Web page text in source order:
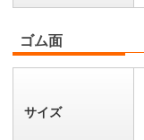
ゴム面
サイズ